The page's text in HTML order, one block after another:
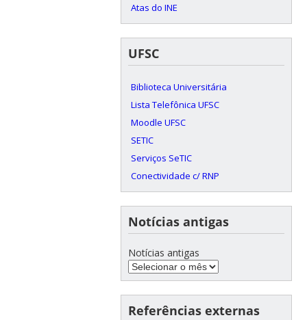
Atas do INE
UFSC
Biblioteca Universitária
Lista Telefônica UFSC
Moodle UFSC
SETIC
Serviços SeTIC
Conectividade c/ RNP
Notícias antigas
Notícias antigas
Referências externas